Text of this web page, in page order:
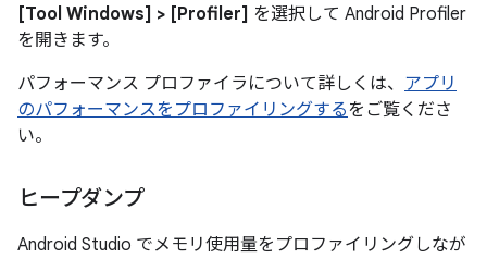
[Tool Windows] > [Profiler] を選択して Android Profiler
を開きます。
パフォーマンス プロファイラについて詳しくは、 アプリ
のパフォーマンスをプロファイリングするをご覧くださ
い。
ヒープダンプ
Android Studio でメモリ使用量をプロファイリングしなが